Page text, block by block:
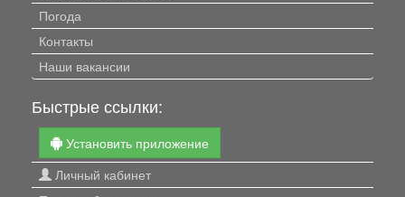
Погода
Контакты
Наши вакансии
Быстрые ссылки:
Установить приложение
Личный кабинет